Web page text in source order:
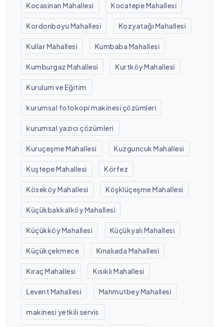
Kocasinan Mahallesi Kocatepe Mahallesi
Kordonboyu Mahallesi Kozyatağı Mahallesi
Kullar Mahallesi Kumbaba Mahallesi
Kumburgaz Mahallesi Kurtköy Mahallesi
Kurulum ve Eğitim
kurumsal fotokopi makinesi çözümleri
kurumsal yazıcı çözümleri
Kuruçeşme Mahallesi Kuzguncuk Mahallesi
Kuştepe Mahallesi Körfez
Köseköy Mahallesi Köşklüçeşme Mahallesi
Küçükbakkalköy Mahallesi
Küçükköy Mahallesi Küçükyalı Mahallesi
Küçükçekmece Kınalıada Mahallesi
Kıraç Mahallesi Kısıklı Mahallesi
Levent Mahallesi Mahmutbey Mahallesi
makinesi yetkili servis